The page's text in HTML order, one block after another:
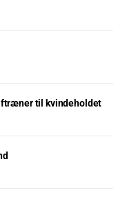
til kvindeholdet